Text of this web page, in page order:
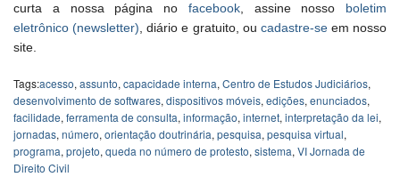
curta a nossa página no facebook, assine nosso boletim
eletrônico (newsletter) , diário e gratuito, ou cadastre-seem nosso
site.
Tags:acesso, assunto, capacidade interna, Centro de Estudos Judiciários,
desenvolvimento de softwares, dispositivos móveis, edições, enunciados,
facilidade, ferramenta de consulta, informação, internet, interpretação da lei,
jornadas, número, orientação doutrinária, pesquisa, pesquisa virtual,
programa, projeto, queda no número de protesto, sistema, VI Jornada de
Direito Civil